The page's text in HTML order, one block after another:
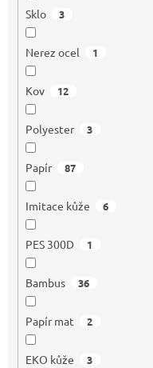
Sklo 3
Nerez ocel 1
Kov 12
Polyester 3
Papír 87
Imitace kůže 6
PES 300D 1
Bambus 36
Papír mat 2
EKO kůže 3